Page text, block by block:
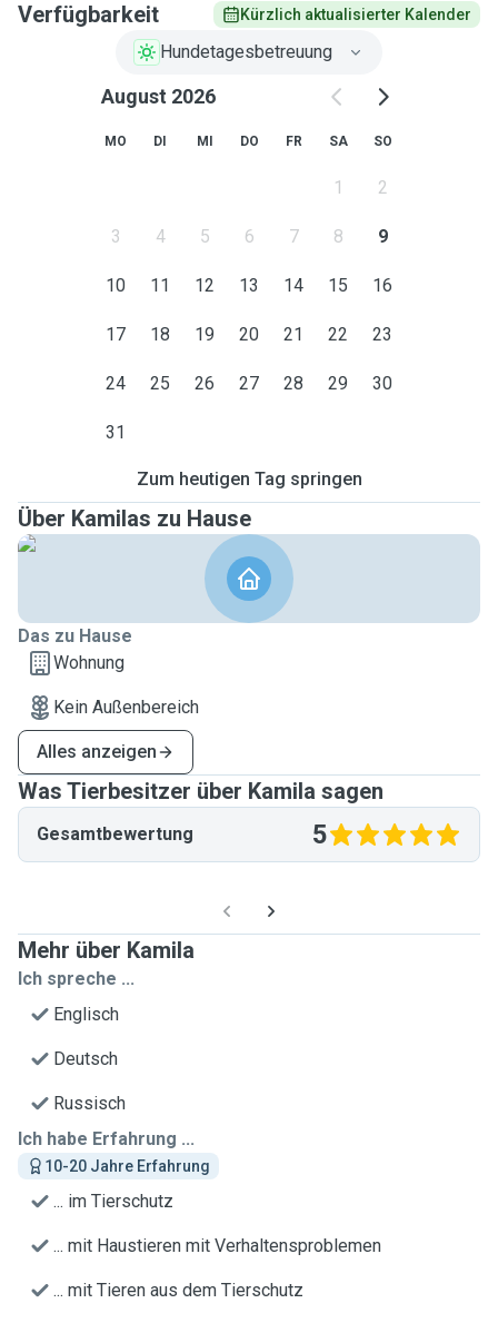
Verfügbarkeit Kürzlich aktualisierter Kalender
Hundetagesbetreuung
August 2026
MO DI MI DO FR SA SO
1 2
3 4 5 6 7 8 9
10 11 12 13 14 15 16
17 18 19 20 21 22 23
24 25 26 27 28 29 30
31
Zum heutigen Tag springen
Über Kamilas zu Hause
Das zu Hause
Wohnung
Kein Außenbereich
Alles anzeigen
Was Tierbesitzer über Kamila sagen
Gesamtbewertung 5
Mehr über Kamila
Ich spreche ...
Englisch
Deutsch
Russisch
Ich habe Erfahrung ...
10-20 Jahre Erfahrung
... im Tierschutz
... mit Haustieren mit Verhaltensproblemen
... mit Tieren aus dem Tierschutz